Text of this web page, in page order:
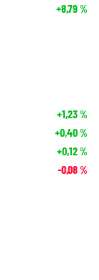
+8,79%
+1,23%
+0,40%
+0,12%
-0,08%